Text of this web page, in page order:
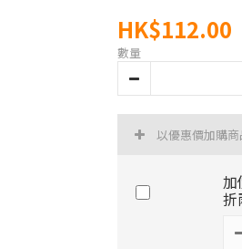
HK$112.00
數量
以優惠價加購商
加
折